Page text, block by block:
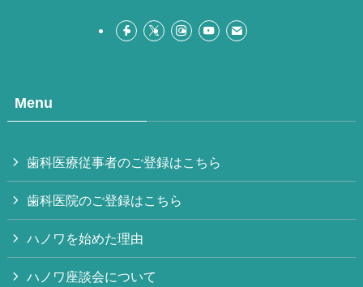
Menu
歯科医療従事者のご登録はこちら
歯科医院のご登録はこちら
ハノワを始めた理由
ハノワ座談会について